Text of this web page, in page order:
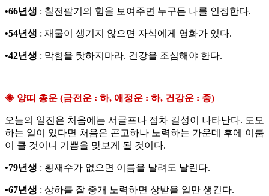
•66년생 : 칠전팔기의 힘을 보여주면 누구든 나를 인정한다.
•54년생 : 재물이 생기지 않으면 자식에게 영화가 있다.
•42년생 : 막힘을 탓하지마라. 건강을 조심해야 한다.
◈ 양띠 총운 (금전운 : 하, 애정운 : 하, 건강운 : 중)
오늘의 일진은 처음에는 서글프나 점차 길성이 나타난다. 도모
하는 일이 있다면 처음은 곤고하나 노력하는 가운데 후에 이룸
이 클 것이니 기쁨을 맞보게 될 것이다.
•79년생 : 횡재수가 없으면 이름을 날려도 날린다.
•67년생 : 상하를 잘 중개 노력하면 상받을 일만 생긴다.